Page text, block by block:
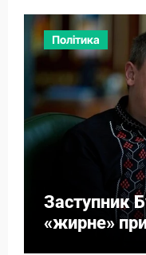
Політика
Заступник
«жирне»